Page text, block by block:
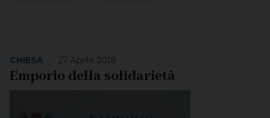
27 Aprile 2018
CHIESA
Emporio della solidarietà